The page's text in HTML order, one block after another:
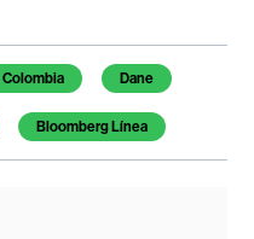
Dane
Bloomberg Línea